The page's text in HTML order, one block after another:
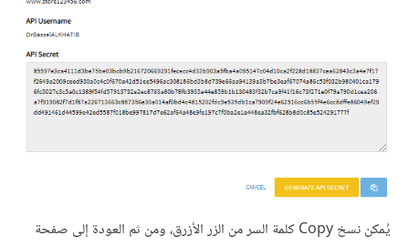
يُمكن نسخ Copy كلمة السر من الزر الأزرق، ومن ثم العودة إلى صفحة